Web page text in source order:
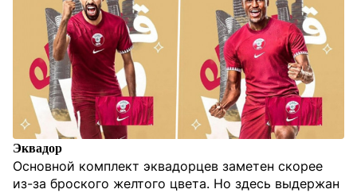
Эквадор
Основной комплект эквадорцев заметен скорее
из-за броского желтого цвета. Но здесь выдержан